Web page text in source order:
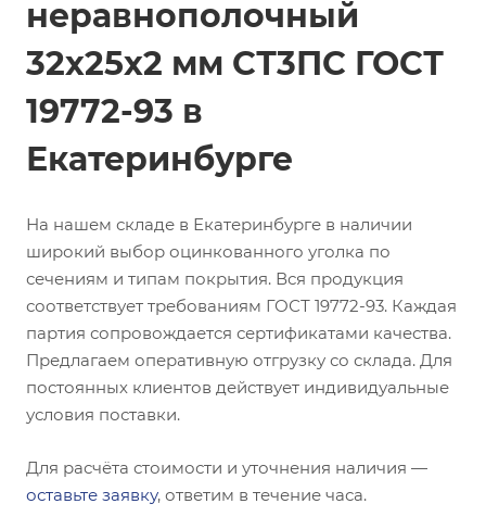
неравнополочный
32х25х2 мм СТ3ПС ГОСТ
19772-93 в
Екатеринбурге
На нашем складе в Екатеринбурге в наличии
широкий выбор оцинкованного уголка по
сечениям и типам покрытия. Вся продукция
соответствует требованиям ГОСТ 19772-93. Каждая
партия сопровождается сертификатами качества.
Предлагаем оперативную отгрузку со склада. Для
постоянных клиентов действует индивидуальные
условия поставки.
Для расчёта стоимости и уточнения наличия —
оставьте заявку, ответим в течение часа.